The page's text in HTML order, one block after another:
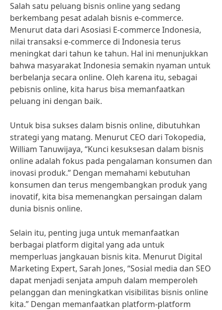
Salah satu peluang bisnis online yang sedang
berkembang pesat adalah bisnis e-commerce.
Menurut data dari Asosiasi E-commerce Indonesia,
nilai transaksi e-commerce di Indonesia terus
meningkat dari tahun ke tahun. Hal ini menunjukkan
bahwa masyarakat Indonesia semakin nyaman untuk
berbelanja secara online. Oleh karena itu, sebagai
pebisnis online, kita harus bisa memanfaatkan
peluang ini dengan baik.
Untuk bisa sukses dalam bisnis online, dibutuhkan
strategi yang matang. Menurut CEO dari Tokopedia,
William Tanuwijaya, “Kunci kesuksesan dalam bisnis
online adalah fokus pada pengalaman konsumen dan
inovasi produk.” Dengan memahami kebutuhan
konsumen dan terus mengembangkan produk yang
inovatif, kita bisa memenangkan persaingan dalam
dunia bisnis online.
Selain itu, penting juga untuk memanfaatkan
berbagai platform digital yang ada untuk
memperluas jangkauan bisnis kita. Menurut Digital
Marketing Expert, Sarah Jones, “Sosial media dan SEO
dapat menjadi senjata ampuh dalam memperoleh
pelanggan dan meningkatkan visibilitas bisnis online
kita.” Dengan memanfaatkan platform-platform